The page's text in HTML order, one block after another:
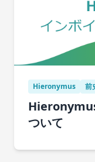
Hieronymus 前
ついて